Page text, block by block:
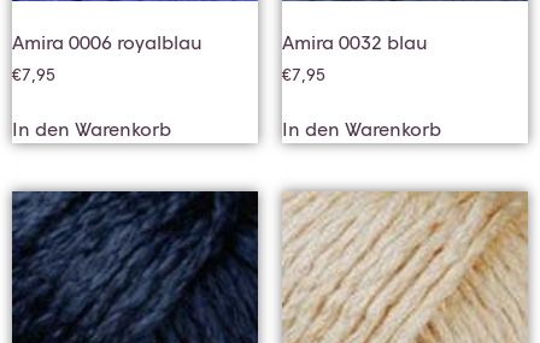
Amira 0006 royalblau
€7,95
In den Warenkorb
Amira 0032 blau
€7,95
In den Warenkorb